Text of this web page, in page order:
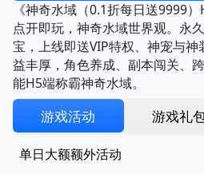
《神奇水域（0.1折每日送9999
点开即玩，神奇水域世界观。永
宝，上线即送VIP特权、神宠与
益丰厚，角色养成、副本闯关、
能H5端称霸神奇水域。
游戏活动 游戏礼
单日大额额外活动